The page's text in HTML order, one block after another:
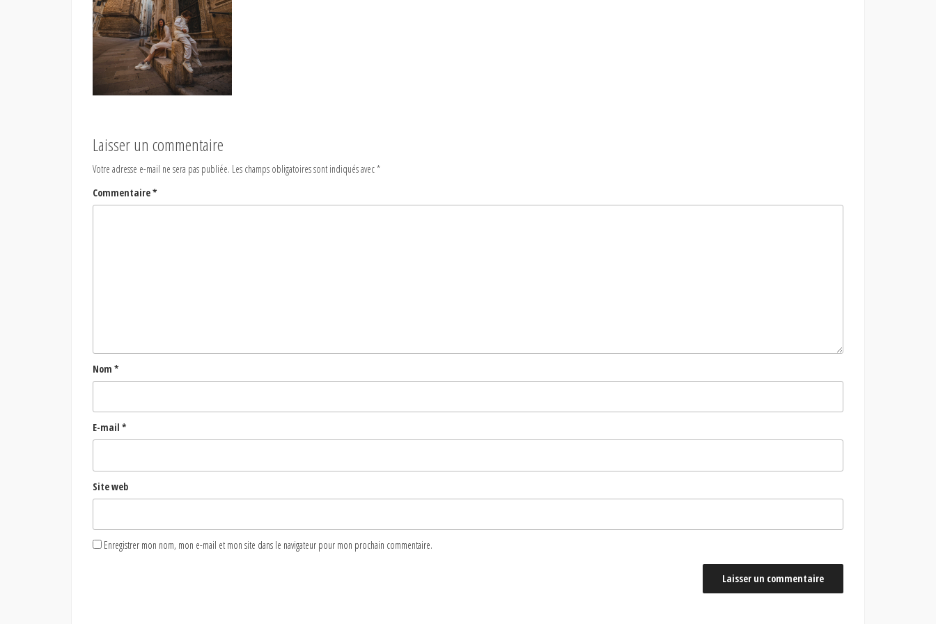
Laisser un commentaire
Votre adresse e-mail ne sera pas publiée. Les champs obligatoires sont indiqués avec*
Commentaire*
Nom *
E-mail *
Site web
Enregistrer mon nom, mon e-mail et mon site dans le navigateur pour mon prochain commentaire.